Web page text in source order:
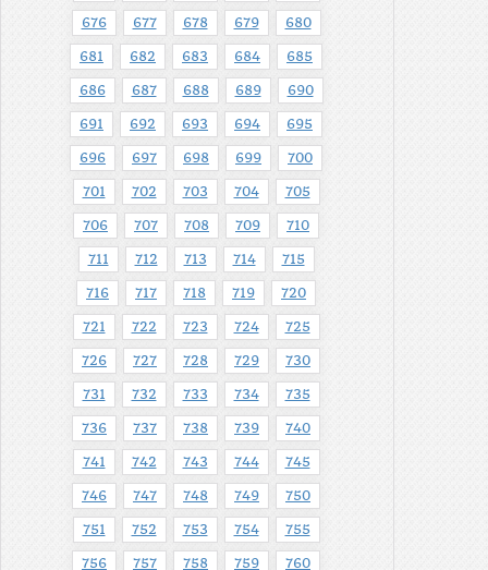
676 677 678 679 680
681 682 683 684 685
686 687 688 689 690
691 692 693 694 695
696 697 698 699 700
701 702 703 704 705
706 707 708 709 710
711 712 713 714 715
716 717 718 719 720
721 722 723 724 725
726 727 728 729 730
731 732 733 734 735
736 737 738 739 740
741 742 743 744 745
746 747 748 749 750
751 752 753 754 755
756 757 758 759 760